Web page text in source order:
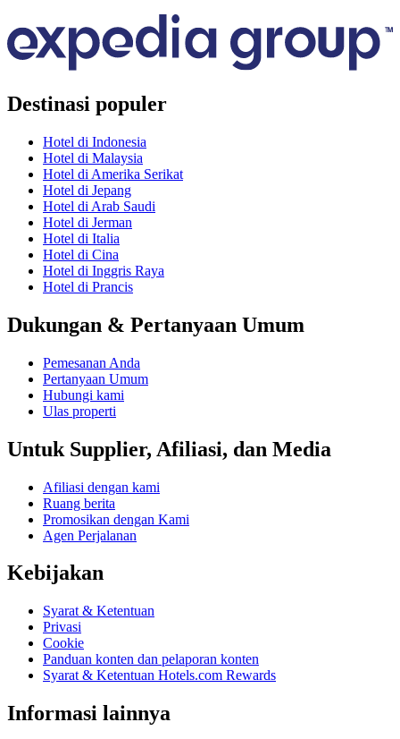
Destinasi populer
Hotel di Indonesia
Hotel di Malaysia
Hotel di Amerika Serikat
Hotel di Jepang
Hotel di Arab Saudi
Hotel di Jerman
Hotel di Italia
Hotel di Cina
Hotel di Inggris Raya
Hotel di Prancis
Dukungan & Pertanyaan Umum
Pemesanan Anda
Pertanyaan Umum
Hubungi kami
Ulas properti
Untuk Supplier, Afiliasi, dan Media
Afiliasi dengan kami
Ruang berita
Promosikan dengan Kami
Agen Perjalanan
Kebijakan
Syarat & Ketentuan
Privasi
Cookie
Panduan konten dan pelaporan konten
Syarat & Ketentuan Hotels.com Rewards
Informasi lainnya